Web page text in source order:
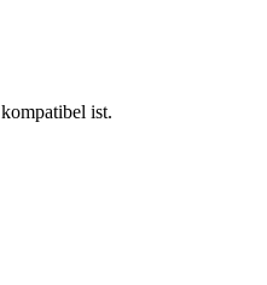
kompatibel ist.